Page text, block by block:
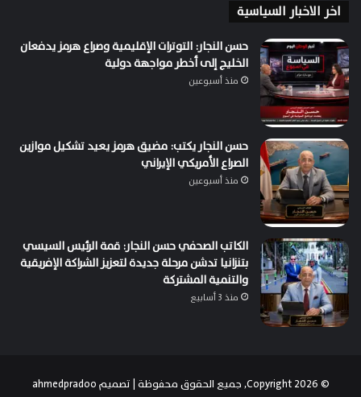
اخر الاخبار السياسية
حسن النجار: التوترات الإقليمية وصراع هرمز يدفعان
الخليج إلى أخطر مواجهة دولية
منذ أسبوعين
حسن النجار يكتب: مضيق هرمز يعيد تشكيل موازين
الصراع الأمريكي الإيراني
منذ أسبوعين
الكاتب الصحفي حسن النجار: قمة الرئيس السيسي
بتنزانيا تدشن مرحلة جديدة لتعزيز الشراكة الإفريقية
والتنمية المشتركة
منذ 3 أسابيع
© Copyright 2026, جميع الحقوق محفوظة | تصميم ahmedpradoo